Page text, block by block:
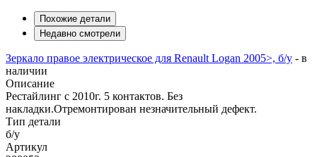
Похожие детали
Недавно смотрели
Зеркало правое электрическое для Renault Logan 2005>, б/у - в
наличии
Описание
Рестайлинг с 2010г. 5 контактов. Без
накладки.Отремонтирован незначительный дефект.
Тип детали
б/у
Артикул